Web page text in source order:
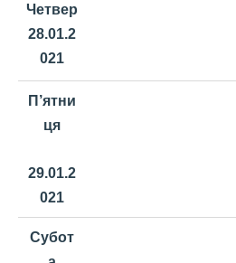
Четвер
28.01.2
021
П’ятни
ця
29.01.2
021
Субот